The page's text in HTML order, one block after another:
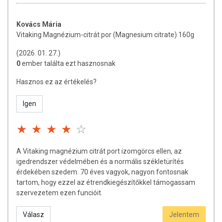
OGYÉI nyilvántartási szám:24131/2020
Tárolás:Száraz és hűvös helyen tárolja!
törekszünk a pontosságra. Ugyanakkor szeretnénk felhívni a figyelmet,
tápérték-, összetétel- és allergén információkat is) kizárólag
tájékoztató jellegűek, a tényleges értékek eltérhetnek az élelmiszerek
természetes eltéréseiből adódóan. A legfrissebb, aktuális
információkat a termékek csomagolásán találja meg.
Az étrend-kiegészítők az érvényes európai uniós szabályozásnak
megfelelően élelmiszereknek minősülnek, amelyek a hagyományos
Kovács Mária
Vitaking Magnézium-citrát por (Magnesium citrate) 160g
(2026. 01. 27.)
0ember találta ezt hasznosnak
Hasznos ez az értékelés?
Igen
A Vitaking magnézium citrát port izomgörcs ellen, az
igedrendszer védelmében és a normális székletürítés
érdekében szedem. 70 éves vagyok, nagyon fontosnak
tartom, hogy ezzel az étrendkiegészítőkkel támogassam
szervezetem ezen funcióit.
Válasz Jelentem